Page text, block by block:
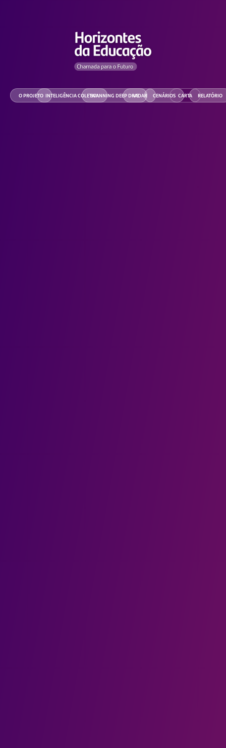
O PROJETO INTELIGÊNCIA COLETIVASCANNING DEEP DIVERADAR CENÁRIOS CARTA RELATÓRIO